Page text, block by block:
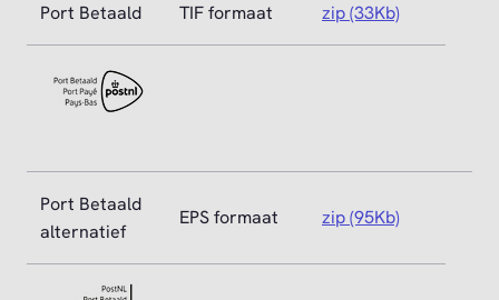
Port Betaald TIF formaat zip (33Kb)
Port Betaald
alternatief
EPS formaat zip (95Kb)